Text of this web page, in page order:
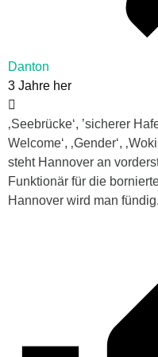
Danton
3 Jahre her
‚Seebrücke‘, ’sicherer
Welcome‘, ‚Gender‘,
steht Hannover an
Funktionär für die
Hannover wird man fündig.